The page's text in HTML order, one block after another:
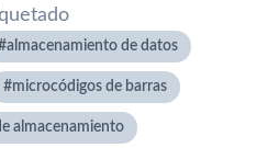
almacenamiento de datos
microcódigos de barras
almacenamiento